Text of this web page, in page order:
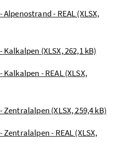
- REAL (XLSX,
(XLSX, 262,1 kB)
- REAL (XLSX,
(XLSX, 259,4 kB)
- REAL (XLSX,